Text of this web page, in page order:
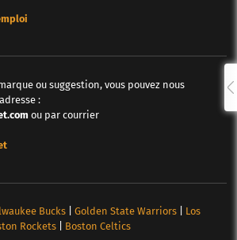
ou suggestion, vous pouvez nous
:
ou par courrier
Bucks| Golden State Warriors| Los
Rockets| Boston Celtics